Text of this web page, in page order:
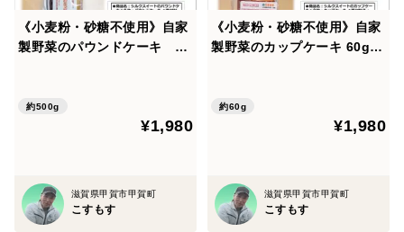
《小麦粉・砂糖不使用》自家
製野菜のパウンドケーキ 1
ゃ、人参、生姜、柚子」から
お好きなものを一つ選んでく
約500g
¥1,980
滋賀県甲賀市甲賀町
こすもす
《小麦粉・砂糖不使用》自家
製野菜のカップケーキ 60g×8
ゃ、人参、生姜、柚子」から
お好きなものを一つ選んでく
約60g
¥1,980
滋賀県甲賀市甲賀町
こすもす